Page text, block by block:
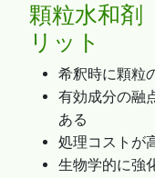
顆粒水和剤
リット
希釈時に顆粒
有効成分の融
ある
処理コストが
生物学的に強